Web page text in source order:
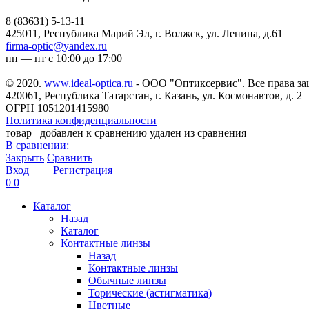
8 (83631) 5-13-11
425011, Республика Марий Эл, г. Волжск, ул. Ленина, д.61
firma-optic@yandex.ru
пн — пт с 10:00 до 17:00
© 2020. www.ideal-optica.ru - ООО "Оптиксервис". Все права
420061, Республика Татарстан, г. Казань, ул. Космонавтов, д. 2
ОГРН 1051201415980
Политика конфиденциальности
товар
добавлен к сравнению удален из сравнения
В сравнении:
Закрыть Сравнить
Вход | Регистрация
0 0
Каталог
Назад
Каталог
Контактные линзы
Назад
Контактные линзы
Обычные линзы
Торические (астигматика)
Цветные